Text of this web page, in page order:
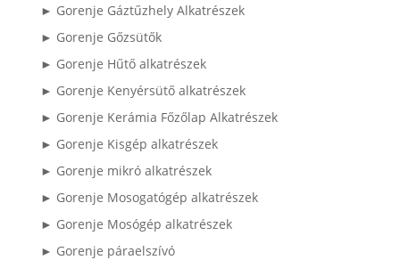
► Gorenje Gáztűzhely Alkatrészek
► Gorenje Gőzsütők
► Gorenje Hűtő alkatrészek
► Gorenje Kenyérsütő alkatrészek
► Gorenje Kerámia Főzőlap Alkatrészek
► Gorenje Kisgép alkatrészek
► Gorenje mikró alkatrészek
► Gorenje Mosogatógép alkatrészek
► Gorenje Mosógép alkatrészek
► Gorenje páraelszívó